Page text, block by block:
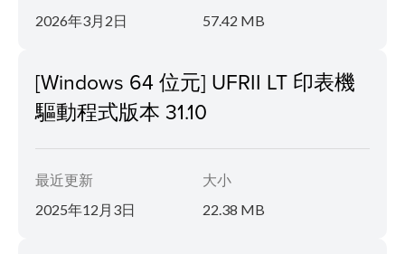
2026年3月2日
57.42 MB
[Windows 64 位元] UFRII LT 印表機
驅動程式版本 31.10
最近更新
2025年12月3日
大小
22.38 MB